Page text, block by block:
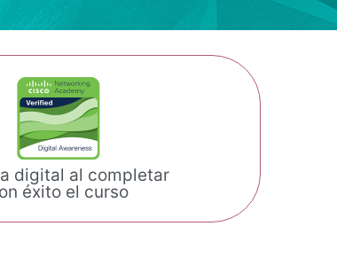
digital al completar
éxito el curso